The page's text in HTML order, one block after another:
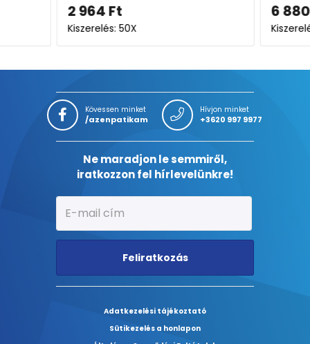
2 964Ft
Kiszerelés: 50X
6 880
Kövessen minket
/azenpatikam
Hívjon minket
+3620 997 9977
Ne maradjon le semmiről,
iratkozzon fel hírlevelünkre!
Feliratkozás
Adatkezelési tájékoztató
Sütikezelés a honlapon